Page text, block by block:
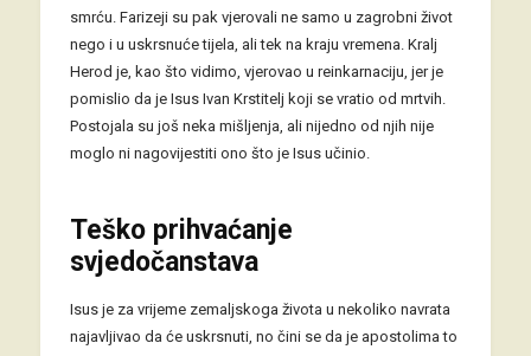
smrću. Farizeji su pak vjerovali ne samo u zagrobni život
nego i u uskrsnuće tijela, ali tek na kraju vremena. Kralj
Herod je, kao što vidimo, vjerovao u reinkarnaciju, jer je
pomislio da je Isus Ivan Krstitelj koji se vratio od mrtvih.
Postojala su još neka mišljenja, ali nijedno od njih nije
moglo ni nagovijestiti ono što je Isus učinio.
Teško prihvaćanje
svjedočanstava
Isus je za vrijeme zemaljskoga života u nekoliko navrata
najavljivao da će uskrsnuti, no čini se da je apostolima to